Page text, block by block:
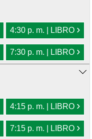
4:30 p. m. | LIBRO ›
7:30 p. m. | LIBRO ›
4:15 p. m. | LIBRO ›
7:15 p. m. | LIBRO ›